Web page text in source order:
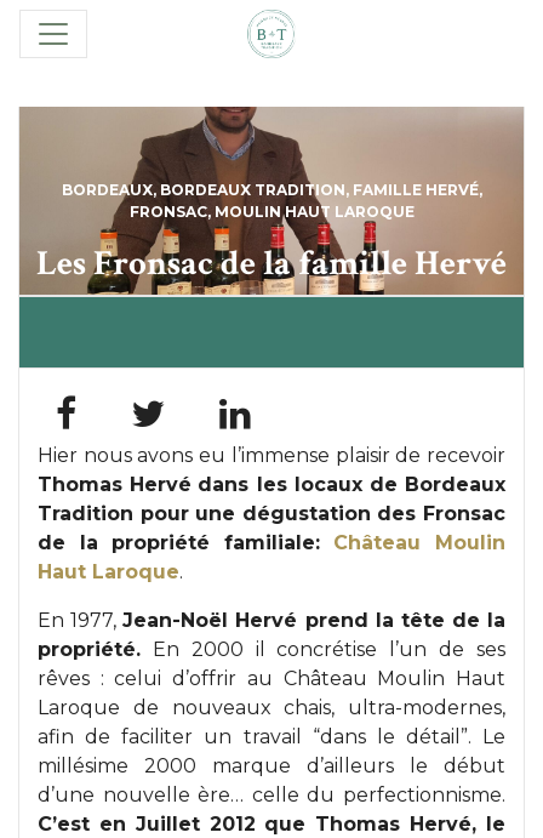
BORDEAUX, BORDEAUX TRADITION, FAMILLE HERVÉ,
FRONSAC, MOULIN HAUT LAROQUE
Les Fronsac de la famille Hervé
Hier nous avons eu l’immense plaisir de recevoir
Thomas Hervé dans les locaux de Bordeaux
Tradition pour une dégustation des Fronsac
de la propriété familiale: Château Moulin
Haut Laroque.
En 1977,Jean-Noël Hervé prend la tête de la
propriété. En 2000 il concrétise l’un de ses
rêves : celui d’offrir au Château Moulin Haut
Laroque de nouveaux chais, ultra-modernes,
afin de faciliter un travail “dans le détail”. Le
millésime 2000 marque d’ailleurs le début
d’une nouvelle ère… celle du perfectionnisme.
C’est en Juillet 2012 que Thomas Hervé, le